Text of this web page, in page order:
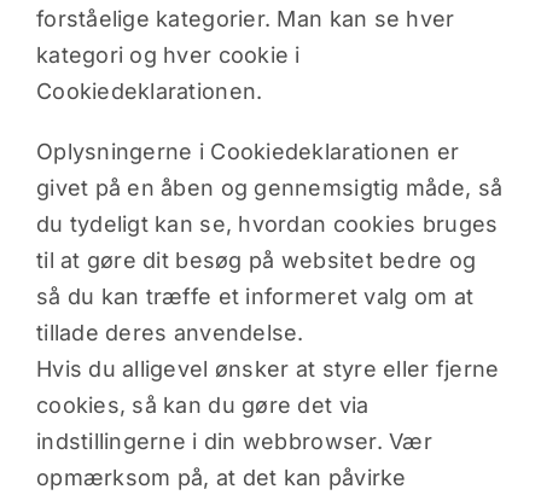
forståelige kategorier. Man kan se hver
kategori og hver cookie i
Cookiedeklarationen.
Oplysningerne i Cookiedeklarationen er
givet på en åben og gennemsigtig måde, så
du tydeligt kan se, hvordan cookies bruges
til at gøre dit besøg på websitet bedre og
så du kan træffe et informeret valg om at
tillade deres anvendelse.
Hvis du alligevel ønsker at styre eller fjerne
cookies, så kan du gøre det via
indstillingerne i din webbrowser. Vær
opmærksom på, at det kan påvirke